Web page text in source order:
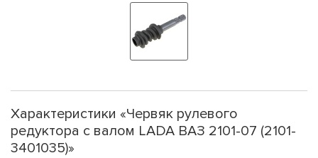
Характеристики «Червяк рулевого
редуктора с валом LADA ВАЗ 2101-07 (2101-
3401035)»